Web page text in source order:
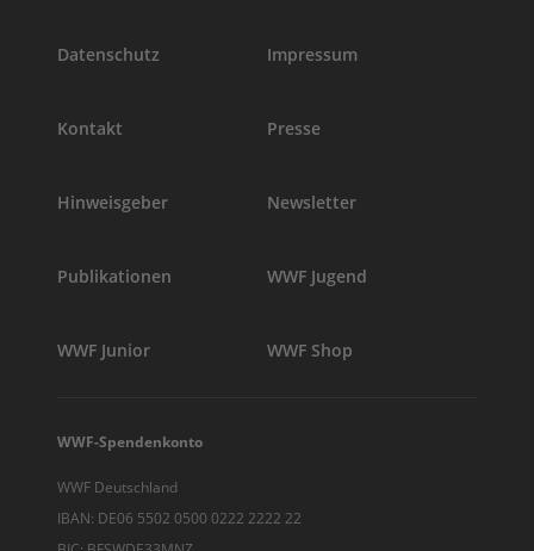
Datenschutz Impressum
Kontakt Presse
Hinweisgeber Newsletter
Publikationen WWF Jugend
WWF Junior WWF Shop
WWF-Spendenkonto
WWF Deutschland
IBAN: DE06 5502 0500 0222 2222 22